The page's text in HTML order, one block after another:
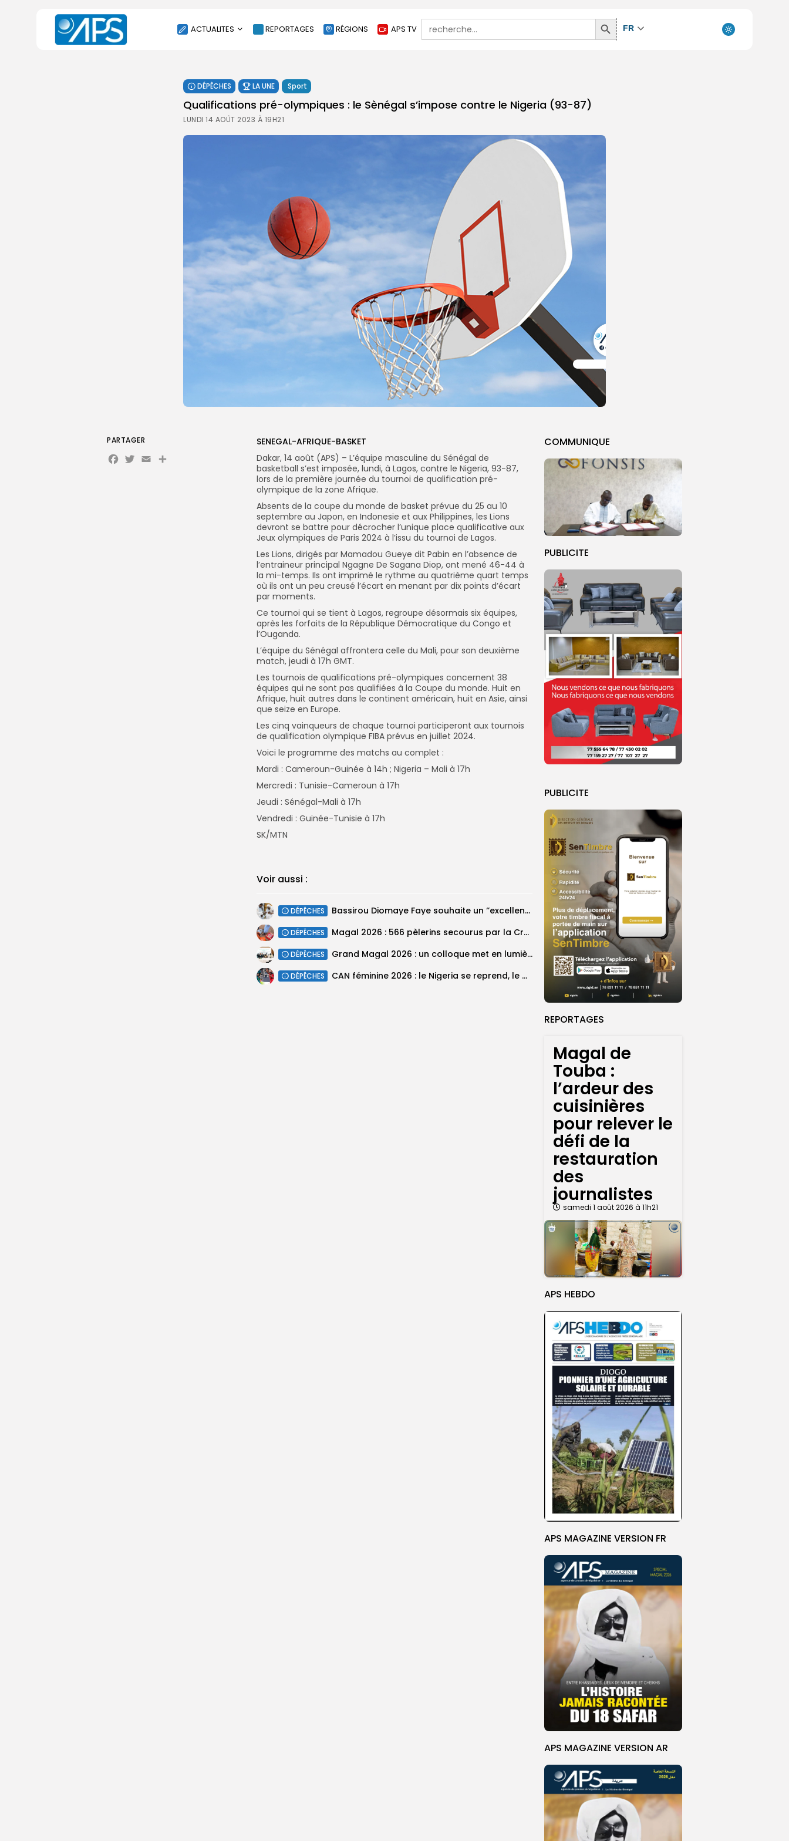
ACTUALITES
SOCIÉTÉ
ÉCONOMIE
CULTURE
REPORTAGES RÉGIONS APS TV
Search
for:
Search
Button
FR
DÉPÊCHES LA UNE Sport
Qualifications pré-olympiques : le Sènégal s’impose contre le Nigeria (93-87)
LUNDI 14 AOÛT 2023 À 19H21
COMMUNIQUE
PUBLICITE
PUBLICITE
REPORTAGES
Magal de
Touba :
l’ardeur des
cuisinières
pour relever le
défi de la
restauration
des
journalistes
samedi 1 août 2026 à 11h21
APS HEBDO
APS MAGAZINE VERSION FR
APS MAGAZINE VERSION AR
SENEGAL-AFRIQUE-BASKET
Dakar, 14 août (APS) – L’équipe masculine du Sénégal de
basketball s’est imposée, lundi, à Lagos, contre le Nigeria, 93-87,
lors de la première journée du tournoi de qualification pré-
olympique de la zone Afrique.
Absents de la coupe du monde de basket prévue du 25 au 10
septembre au Japon, en Indonesie et aux Philippines, les Lions
devront se battre pour décrocher l’unique place qualificative aux
Jeux olympiques de Paris 2024 à l’issu du tournoi de Lagos.
Les Lions, dirigés par Mamadou Gueye dit Pabin en l’absence de
l’entraineur principal Ngagne De Sagana Diop, ont mené 46-44 à
la mi-temps. Ils ont imprimé le rythme au quatrième quart temps
où ils ont un peu creusé l’écart en menant par dix points d’écart
par moments.
Ce tournoi qui se tient à Lagos, regroupe désormais six équipes,
après les forfaits de la République Démocratique du Congo et
l’Ouganda.
L’équipe du Sénégal affrontera celle du Mali, pour son deuxième
match, jeudi à 17h GMT.
Les tournois de qualifications pré-olympiques concernent 38
équipes qui ne sont pas qualifiées à la Coupe du monde. Huit en
Afrique, huit autres dans le continent américain, huit en Asie, ainsi
que seize en Europe.
Les cinq vainqueurs de chaque tournoi participeront aux tournois
de qualification olympique FIBA prévus en juillet 2024.
Voici le programme des matchs au complet :
Mardi : Cameroun-Guinée à 14h ; Nigeria – Mali à 17h
Mercredi : Tunisie-Cameroun à 17h
Jeudi : Sénégal-Mali à 17h
Vendredi : Guinée-Tunisie à 17h
SK/MTN
Voir aussi :
DÉPÊCHES Bassirou Diomaye Faye souhaite un ‘’excellent Magal’’ aux fidèles
DÉPÊCHES Magal 2026 : 566 pèlerins secourus par la Croix-Rouge sénégalaise
DÉPÊCHES Grand Magal 2026 : un colloque met en lumière la portée universelle...
DÉPÊCHES ‎CAN féminine 2026 : le Nigeria se reprend, le Malawi surprend encore...
PARTAGER
Facebook
Twitter
EmailPartager